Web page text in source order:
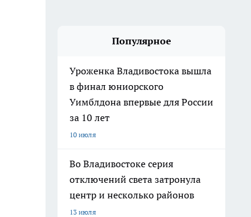
Популярное
Уроженка Владивостока вышла
в финал юниорского
Уимблдона впервые для России
за 10 лет
10 июля
Во Владивостоке серия
отключений света затронула
центр и несколько районов
13 июля